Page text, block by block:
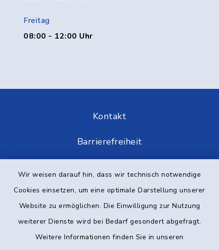
Wir weisen darauf hin, dass wir technisch notwendige
Cookies einsetzen, um eine optimale Darstellung unserer
Website zu ermöglichen. Die Einwilligung zur Nutzung
weiterer Dienste wird bei Bedarf gesondert abgefragt.
Weitere Informationen finden Sie in unseren
Freitag
08:00 - 12:00 Uhr
Kontakt
Barrierefreiheit
Impressum
Elektronische Kommunikation
Sitemap